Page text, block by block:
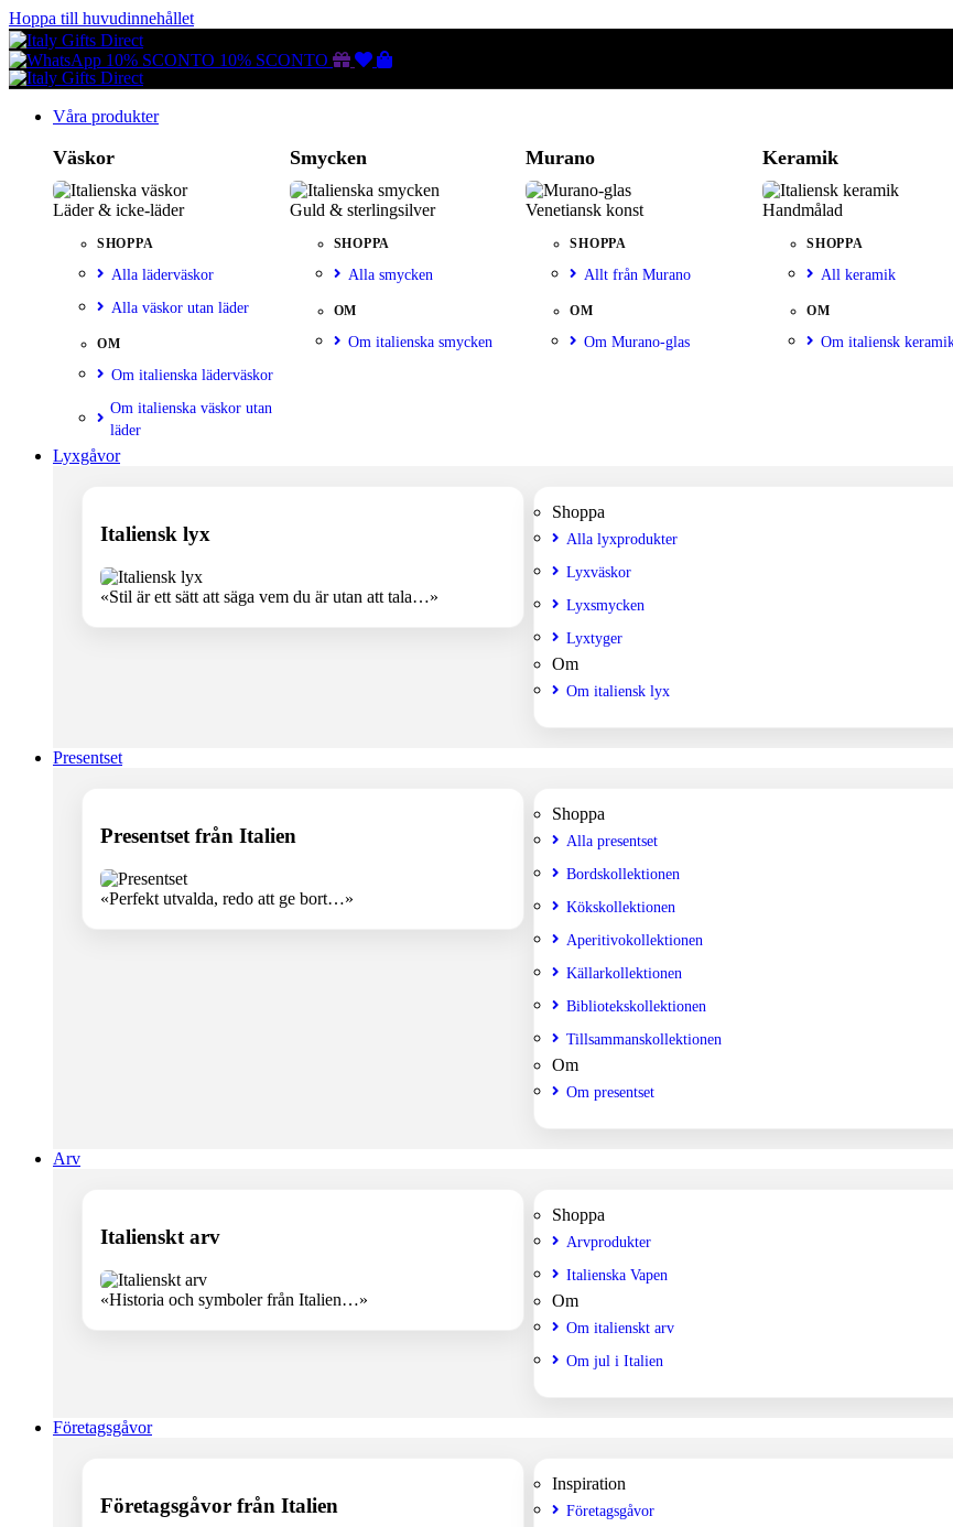
Hoppa till huvudinnehållet
10% SCONTO 10% SCONTO Gutscheine
Wunschliste
Warenkorb
Våra produkter
Väskor
Läder & icke-läder
SHOPPA
Alla läderväskor
Alla väskor utan läder
OM
Om italienska läderväskor
Om italienska väskor utan
läder
Smycken
Guld & sterlingsilver
SHOPPA
Alla smycken
OM
Om italienska smycken
Murano
Venetiansk konst
SHOPPA
Allt från Murano
OM
Om Murano-glas
Keramik
Handmålad
SHOPPA
All keramik
OM
Om italiensk
Lyxgåvor
Italiensk lyx
«Stil är ett sätt att säga vem du är utan att tala…»
Shoppa
Alla lyxprodukter
Lyxväskor
Lyxsmycken
Lyxtyger
Om
Om italiensk lyx
Presentset
Presentset från Italien
«Perfekt utvalda, redo att ge bort…»
Shoppa
Alla presentset
Bordskollektionen
Kökskollektionen
Aperitivokollektionen
Källarkollektionen
Bibliotekskollektionen
Tillsammanskollektionen
Om
Om presentset
Arv
Italienskt arv
«Historia och symboler från Italien…»
Shoppa
Arvprodukter
Italienska Vapen
Om
Om italienskt arv
Om jul i Italien
Företagsgåvor
Företagsgåvor från Italien
Inspiration
Företagsgåvor